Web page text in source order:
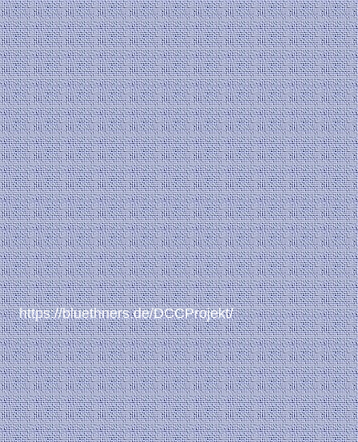
https://bluethners.de/DCCProjekt/